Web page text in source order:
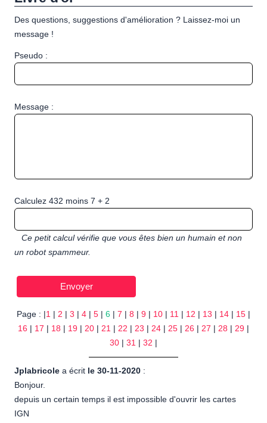
Des questions, suggestions d'amélioration ? Laissez-moi un
message !
Pseudo :
Message :
Calculez 432 moins 7 + 2
Ce petit calcul vérifie que vous êtes bien un humain et non
un robot spammeur.
Page : |1 | 2 | 3 | 4 | 5 | 6 | 7 | 8 | 9 | 10 | 11 | 12 | 13 | 14 | 15 |
16 | 17 | 18 | 19 | 20 | 21 | 22 | 23 | 24 | 25 | 26 | 27 | 28 | 29 |
30 | 31 | 32 |
Jplabricole a écrit le 30-11-2020 :
Bonjour.
depuis un certain temps il est impossible d'ouvrir les cartes
IGN